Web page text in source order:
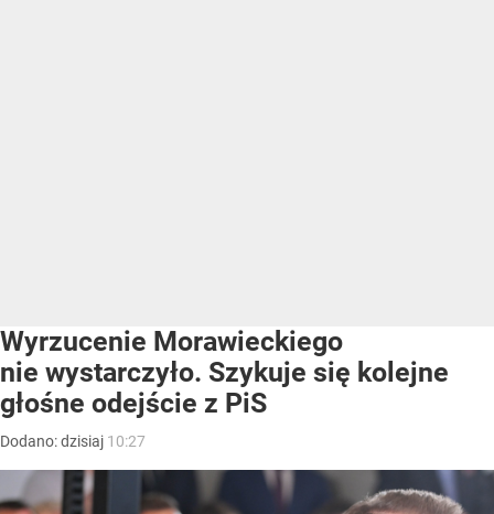
Wyrzucenie Morawieckiego
nie wystarczyło. Szykuje się kolejne
głośne odejście z PiS
Dodano:dzisiaj 10:27